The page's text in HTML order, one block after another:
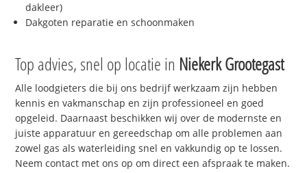
dakleer)
Dakgoten reparatie en schoonmaken
Top advies, snel op locatie in Niekerk Grootegast
Alle loodgieters die bij ons bedrijf werkzaam zijn hebben
kennis en vakmanschap en zijn professioneel en goed
opgeleid. Daarnaast beschikken wij over de modernste en
juiste apparatuur en gereedschap om alle problemen aan
zowel gas als waterleiding snel en vakkundig op te lossen.
Neem contact met ons op om direct een afspraak te maken.